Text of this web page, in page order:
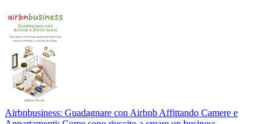
Airbnbusiness: Guadagnare con Airbnb Affittando Camere e